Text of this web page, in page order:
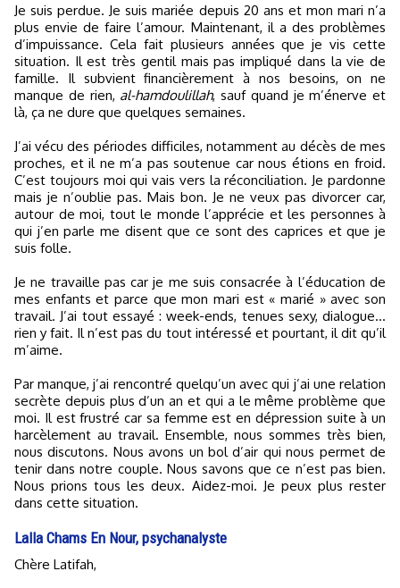
Je suis perdue. Je suis mariée depuis 20 ans et mon mari n’a
plus envie de faire l’amour. Maintenant, il a des problèmes
d’impuissance. Cela fait plusieurs années que je vis cette
situation. Il est très gentil mais pas impliqué dans la vie de
famille. Il subvient financièrement à nos besoins, on ne
manque de rien, al-hamdoulillah, sauf quand je m’énerve et
là, ça ne dure que quelques semaines.
J’ai vécu des périodes difficiles, notamment au décès de mes
proches, et il ne m’a pas soutenue car nous étions en froid.
C’est toujours moi qui vais vers la réconciliation. Je pardonne
mais je n’oublie pas. Mais bon. Je ne veux pas divorcer car,
autour de moi, tout le monde l’apprécie et les personnes à
qui j’en parle me disent que ce sont des caprices et que je
suis folle.
Je ne travaille pas car je me suis consacrée à l’éducation de
mes enfants et parce que mon mari est « marié » avec son
travail. J’ai tout essayé : week-ends, tenues sexy, dialogue…
rien y fait. Il n’est pas du tout intéressé et pourtant, il dit qu’il
m’aime.
Par manque, j’ai rencontré quelqu’un avec qui j’ai une relation
secrète depuis plus d’un an et qui a le même problème que
moi. Il est frustré car sa femme est en dépression suite à un
harcèlement au travail. Ensemble, nous sommes très bien,
nous discutons. Nous avons un bol d’air qui nous permet de
tenir dans notre couple. Nous savons que ce n’est pas bien.
Nous prions tous les deux. Aidez-moi. Je peux plus rester
dans cette situation.
Lalla Chams En Nour, psychanalyste
Chère Latifah,